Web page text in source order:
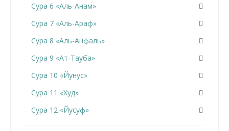
Сура 6 «Аль-Анам»
Сура 7 «Аль-Араф»
Сура 8 «Аль-Анфаль»
Сура 9 «Ат-Тауба»
Сура 10 «Йунус»
Сура 11 «Худ»
Сура 12 «Йусуф»